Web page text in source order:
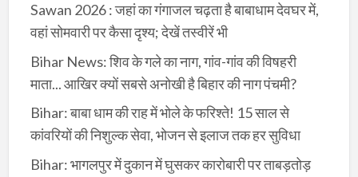
Sawan 2026 : जहां का गंगाजल चढ़ता है बाबाधाम देवघर में,
वहां सोमवारी पर कैसा दृश्य; देखें तस्वीरें भी
Bihar News: शिव के गले का नाग, गांव-गांव की विषहरी
माता... आखिर क्यों सबसे अनोखी है बिहार की नाग पंचमी?
Bihar: बाबा धाम की राह में भोले के फरिश्ते! 15 साल से
कांवरियों की निशुल्क सेवा, भोजन से इलाज तक हर सुविधा
Bihar: भागलपुर में दुकान में घुसकर कारोबारी पर ताबड़तोड़